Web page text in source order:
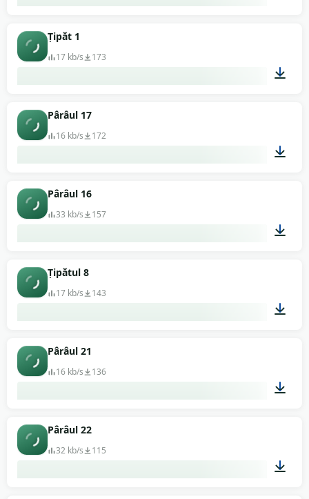
Țipăt 1
17 kb/s 173
Pârâul 17
16 kb/s 172
Pârâul 16
33 kb/s 157
Țipătul 8
17 kb/s 143
Pârâul 21
16 kb/s 136
Pârâul 22
32 kb/s 115